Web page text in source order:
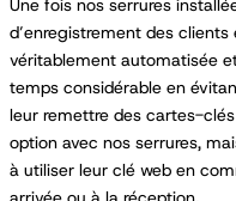
d’enregistrement des
véritablement automatisée
temps considérable en
leur remettre des cartes-
option avec nos serrures,
à utiliser leur clé web en